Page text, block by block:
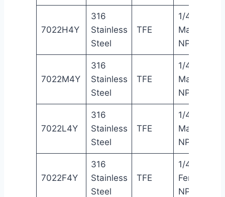
7022H4Y
316
Stainless
Steel
TFE
1/4″
Male
NPT
7022M4Y
316
Stainless
Steel
TFE
1/4″
Male
NPT
7022L4Y
316
Stainless
Steel
TFE
1/4″
Male
NPT
7022F4Y
316
Stainless
Steel
TFE
1/4″
Female
NPT